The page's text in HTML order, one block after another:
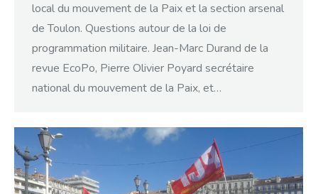
local du mouvement de la Paix et la section arsenal
de Toulon. Questions autour de la loi de
programmation militaire. Jean-Marc Durand de la
revue EcoPo, Pierre Olivier Poyard secrétaire
national du mouvement de la Paix, et…